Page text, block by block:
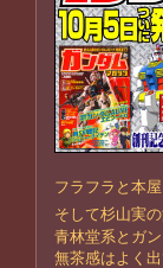
フラフラと本
そして杉山実
青林堂系とガ
無茶感はよく